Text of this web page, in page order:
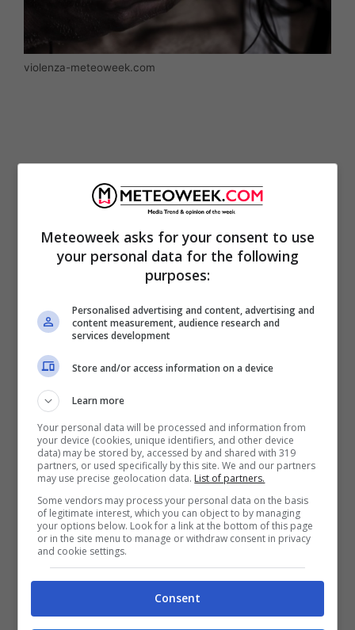
violenza-meteoweek.com
Era clandestino nel nostro Paese, e adesso,
considerato socialmente pericoloso, lo hanno
espulso dall’Italia come stabilito dalla questura
diMonza. Lo hanno accompagnato al
Permanenza per i rimpatriche ha sede a
Torino. Ma sul 59enne erano state avanzate
già altre richieste di espulsione, da parte delle
questure di Milano e Pavia.
Dall’inchiesta è emerso che l’uomo avrebbe
vessato la moglie per anno, sia dal punto di
vista fisico sia psicologico, ecco perché lo
hanno anche condannato a 5 anni e 4 mesi.
Meteoweek asks for your consent to use
your personal data for the following
purposes:
Personalised advertising and content, advertising and
content measurement, audience research and
services development
Store and/or access information on a device
Learn more
Your personal data will be processed and information from
your device (cookies, unique identifiers, and other device
data) may be stored by, accessed by and shared with 319
partners, or used specifically by this site. We and our partners
may use precise geolocation data. List of partners.
Some vendors may process your personal data on the basis
of legitimate interest, which you can object to by managing
your options below. Look for a link at the bottom of this page
or in the site menu to manage or withdraw consent in privacy
and cookie settings.
Consent